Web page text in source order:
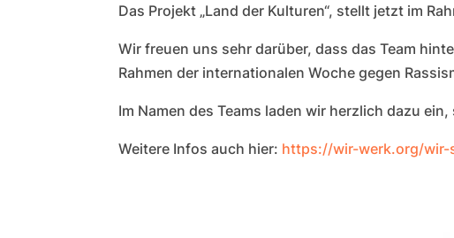
Das Projekt „Land der Kulturen“, stellt jetzt im
Wir freuen uns sehr darüber, dass das Team
Rahmen der internationalen Woche gegen
Im Namen des Teams laden wir herzlich dazu
Weitere Infos auch hier: https://wir-werk.org/wir-